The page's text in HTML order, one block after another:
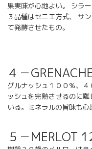
果実味が心地よい。 シラ
３品種はセニエ方式、 サ
て発酵させたもの。
４－
グルナッシュ１００％、
ッシュを完熟させるのに
いる。ミネラルの旨味も心
５－MERLOT